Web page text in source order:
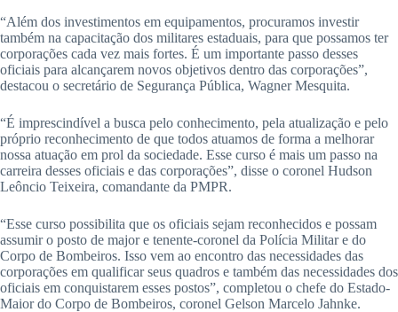
“Além dos investimentos em equipamentos, procuramos investir
também na capacitação dos militares estaduais, para que possamos ter
corporações cada vez mais fortes. É um importante passo desses
oficiais para alcançarem novos objetivos dentro das corporações”,
destacou o secretário de Segurança Pública, Wagner Mesquita.
“É imprescindível a busca pelo conhecimento, pela atualização e pelo
próprio reconhecimento de que todos atuamos de forma a melhorar
nossa atuação em prol da sociedade. Esse curso é mais um passo na
carreira desses oficiais e das corporações”, disse o coronel Hudson
Leôncio Teixeira, comandante da PMPR.
“Esse curso possibilita que os oficiais sejam reconhecidos e possam
assumir o posto de major e tenente-coronel da Polícia Militar e do
Corpo de Bombeiros. Isso vem ao encontro das necessidades das
corporações em qualificar seus quadros e também das necessidades dos
oficiais em conquistarem esses postos”, completou o chefe do Estado-
Maior do Corpo de Bombeiros, coronel Gelson Marcelo Jahnke.